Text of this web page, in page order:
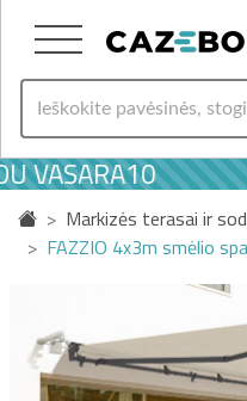
Markizės terasai ir
FAZZIO 4x3m smėlio